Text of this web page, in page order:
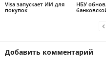
Visa запускает ИИ для
покупок
НБУ
Добавить комментарий